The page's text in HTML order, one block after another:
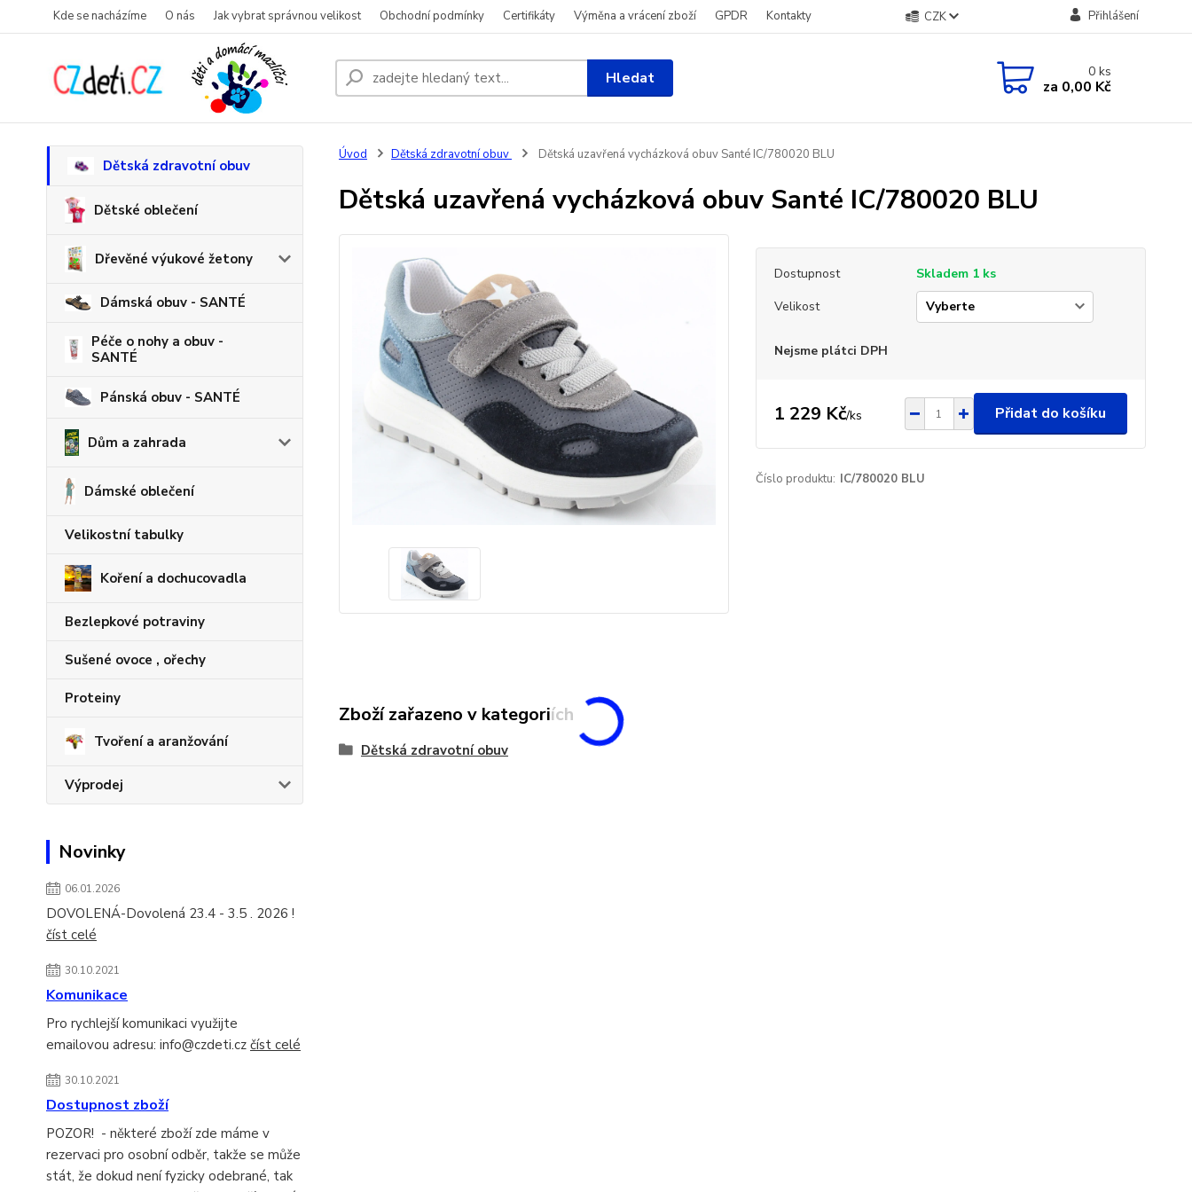
Kde se nacházíme O nás Jak vybrat správnou velikost Obchodní podmínky Certifikáty Výměna a vrácení zboží GPDR Kontakty CZK Přihlášení
Hledat 0ks
za 0,00 Kč
Dětská zdravotní obuv
Dětské oblečení
Dřevěné výukové žetony
Dámská obuv - SANTÉ
Péče o nohy a obuv -
SANTÉ
Pánská obuv - SANTÉ
Dům a zahrada
Dámské oblečení
Velikostní tabulky
Koření a dochucovadla
Bezlepkové potraviny
Sušené ovoce , ořechy
Proteiny
Tvoření a aranžování
Výprodej
Novinky
06.01.2026
DOVOLENÁ-Dovolená 23.4 - 3.5 . 2026 !
číst celé
30.10.2021
Komunikace
Pro rychlejší komunikaci využijte
emailovou adresu: info@czdeti.cz číst celé
30.10.2021
Dostupnost zboží
POZOR! - některé zboží zde máme v
rezervaci pro osobní odběr, takže se může
stát, že dokud není fyzicky odebrané, tak
Úvod Dětská zdravotní obuv Dětská uzavřená vycházková obuv Santé IC/780020 BLU
Dětská uzavřená vycházková obuv Santé IC/780020 BLU
Dostupnost
Skladem 1 ks
Velikost
Nejsme plátci DPH
1 229 Kč/ks Přidat do košíku
Číslo produktu: IC/780020 BLU
Zboží zařazeno v kategoriích
Dětská zdravotní obuv